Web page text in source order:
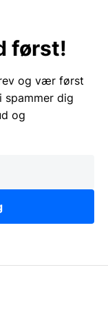
først!
og vær først
spammer dig
og